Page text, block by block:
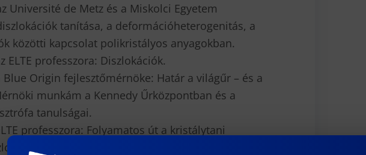
Université de Metz és a Miskolci Egyetem
tanítása, a deformációheterogenitás, a
közötti kapcsolat polikristályos anyagokban.
ELTE professzora: Diszlokációk.
Blue Origin fejlesztőmérnöke: Határ a világűr – és a
munkám a Kennedy Űrközpontban és a
tanulságai.
professzora: Folyamatos út a kristálytani
deformáció és újrakristályosodás révén.